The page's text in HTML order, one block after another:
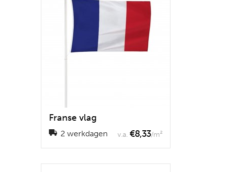
Franse vlag
2 werkdagen v.a. €8,33/m²